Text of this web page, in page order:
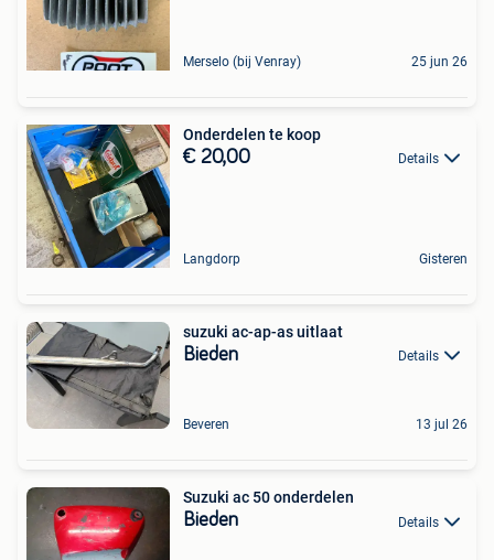
Merselo (bij Venray) 25 jun 26
Onderdelen te koop
€ 20,00 Details
Langdorp Gisteren
suzuki ac-ap-as uitlaat
Bieden Details
Beveren 13 jul 26
Suzuki ac 50 onderdelen
Bieden Details